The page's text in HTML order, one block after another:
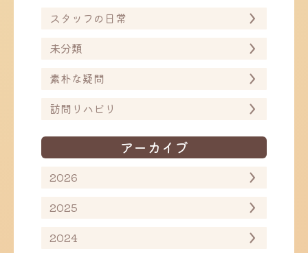
スタッフの日常
未分類
素朴な疑問
訪問リハビリ
アーカイブ
2026
2025
2024